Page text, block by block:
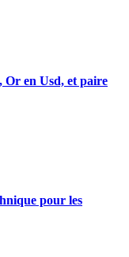
Or en Usd, et paire
pour les